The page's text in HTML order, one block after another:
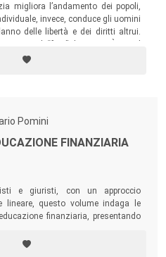
migliora l’andamento dei popoli,
invece, conduce gli uomini
delle libertà e dei diritti altrui.
Pomini
FINANZIARIA
e giuristi, con un approccio
lineare, questo volume indaga le
finanziaria, presentando
Studi di Padova.